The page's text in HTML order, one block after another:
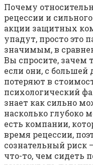
Почему
рецессии и
акции защитных
упадут, просто это
значимым, в
Вы спросите, зачем
если они, с большей
потеряют в
психологический
знает как сильно
насколько глубоко
есть компании,
время рецессии,
сознательный риск
что-то, чем сидеть